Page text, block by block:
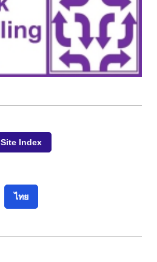
Site Index
ไทย